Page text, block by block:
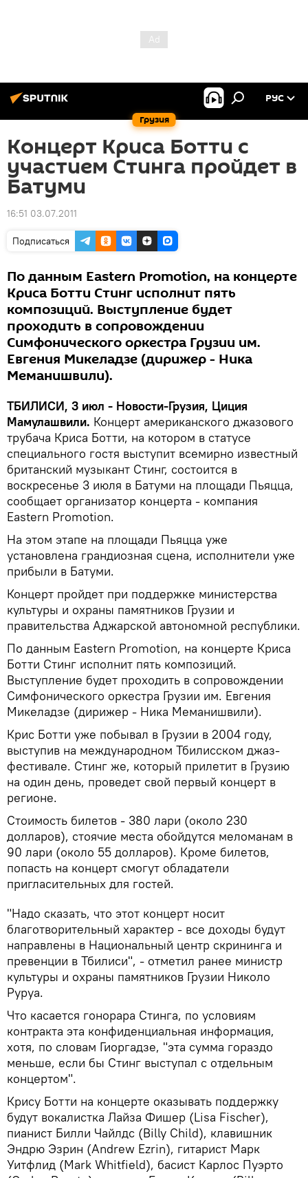
Грузия
РУС
Концерт Криса Ботти с
участием Стинга пройдет в
Батуми
16:51 03.07.2011
Подписаться
По данным Eastern Promotion, на концерте
Криса Ботти Стинг исполнит пять
композиций. Выступление будет
проходить в сопровождении
Симфонического оркестра Грузии им.
Евгения Микеладзе (дирижер - Ника
Меманишвили).
ТБИЛИСИ, 3 июл - Новости-Грузия, Циция
Мамулашвили. Концерт американского джазового
трубача Криса Ботти, на котором в статусе
специального гостя выступит всемирно известный
британский музыкант Стинг, состоится в
воскресенье 3 июля в Батуми на площади Пьяцца,
сообщает организатор концерта - компания
Eastern Promotion.
На этом этапе на площади Пьяцца уже
установлена грандиозная сцена, исполнители уже
прибыли в Батуми.
Концерт пройдет при поддержке министерства
культуры и охраны памятников Грузии и
правительства Аджарской автономной республики.
По данным Eastern Promotion, на концерте Криса
Ботти Стинг исполнит пять композиций.
Выступление будет проходить в сопровождении
Симфонического оркестра Грузии им. Евгения
Микеладзе (дирижер - Ника Меманишвили).
Крис Ботти уже побывал в Грузии в 2004 году,
выступив на международном Тбилисском джаз-
фестивале. Стинг же, который прилетит в Грузию
на один день, проведет свой первый концерт в
регионе.
Стоимость билетов - 380 лари (около 230
долларов), стоячие места обойдутся меломанам в
90 лари (около 55 долларов). Кроме билетов,
попасть на концерт смогут обладатели
пригласительных для гостей.
"Надо сказать, что этот концерт носит
благотворительный характер - все доходы будут
направлены в Национальный центр скрининга и
превенции в Тбилиси", - отметил ранее министр
культуры и охраны памятников Грузии Николо
Руруа.
Что касается гонорара Стинга, по условиям
контракта эта конфиденциальная информация,
хотя, по словам Гиоргадзе, "эта сумма гораздо
меньше, если бы Стинг выступал с отдельным
концертом".
Крису Ботти на концерте оказывать поддержку
будут вокалистка Лайза Фишер (Lisa Fischer),
пианист Билли Чайлдс (Billy Child), клавишник
Эндрю Эзрин (Andrew Ezrin), гитарист Марк
Уитфлид (Mark Whitfield), басист Карлос Пуэрто